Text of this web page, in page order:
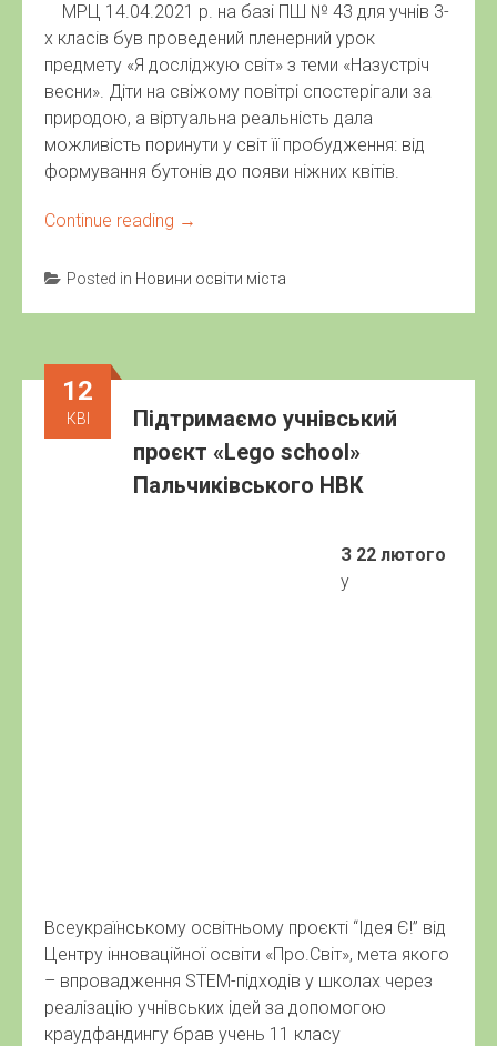
МРЦ 14.04.2021 р. на базі ПШ № 43 для учнів 3-
х класів був проведений пленерний урок
предмету «Я досліджую світ» з теми «Назустріч
весни». Діти на свіжому повітрі спостерігали за
природою, а віртуальна реальність дала
можливість поринути у світ її пробудження: від
формування бутонів до появи ніжних квітів.
Continue reading →
Posted in Новини освіти міста
12
КВІ
Підтримаємо учнівський
проєкт «Lego school»
Пальчиківського НВК
у Всеукраїнському освітньому
проєкті “Ідея Є!” від Центру інноваційної освіти
платформі освітніх проектів GoF.
Continue reading→
Posted in Новини освіти міста